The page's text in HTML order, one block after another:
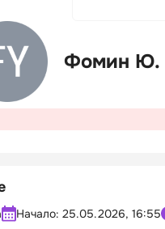
Фомин Ю.
Начало: 25.05.2026, 16:55